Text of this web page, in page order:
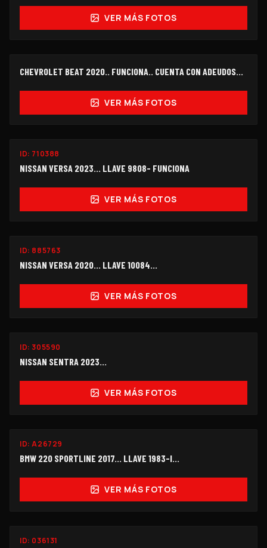
VER MÁS FOTOS
$115,000
OFERTA
CHEVROLET BEAT 2020.. FUNCIONA.. CUENTA CON ADEUDOS...
VER MÁS FOTOS
ID: 710388
NISSAN VERSA 2023... LLAVE 9808- FUNCIONA
VER MÁS FOTOS
ID: 885763
NISSAN VERSA 2020... LLAVE 10084...
VER MÁS FOTOS
ID: 305590
NISSAN SENTRA 2023...
VER MÁS FOTOS
ID:A26729
BMW 220 SPORTLINE 2017... LLAVE 1983-I…
VER MÁS FOTOS
ID: 036131